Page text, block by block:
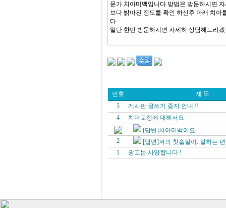
문가 치아미백입니다.방법은 방문하시면
보다 밝아진 정도를 확인 하신후 아래 치아
다.
일단 한번 방문하시면 자세히 상담해드리
번호
제 목
5
게시판 글쓰기 중지 안내 !!
4
치아교정에 대해서요
[답변]치아미백이요
2
[답변]저의 칫솔질이..잘하는
1
광고는 사양합니다 !